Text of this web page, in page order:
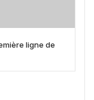
ligne de